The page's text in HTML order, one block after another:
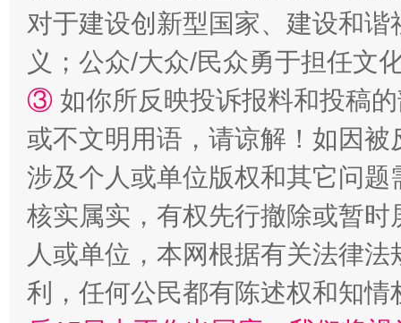
网上购药对药下症？
对于建设创新型国家、建设和
义；公众/大众/民众勇于担任文
③ 如你所反映投诉报料和投稿
或不文明用语，请谅解！如因
涉及个人或单位版权和其它问题
核实属实，有权先行撤除或暂
人或单位，本网根据有关法律
利，任何公民都有陈述权和知情